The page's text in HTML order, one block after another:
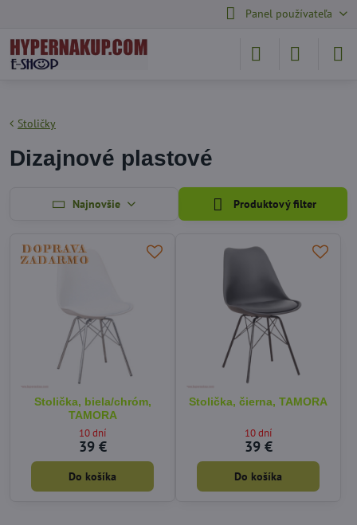
Panel používateľa
Stoličky
Dizajnové plastové
Najnovšie Produktový filter
Stolička, biela/chróm,
TAMORA
10 dní
39 €
Do košíka
Stolička, čierna, TAMORA
10 dní
39 €
Do košíka